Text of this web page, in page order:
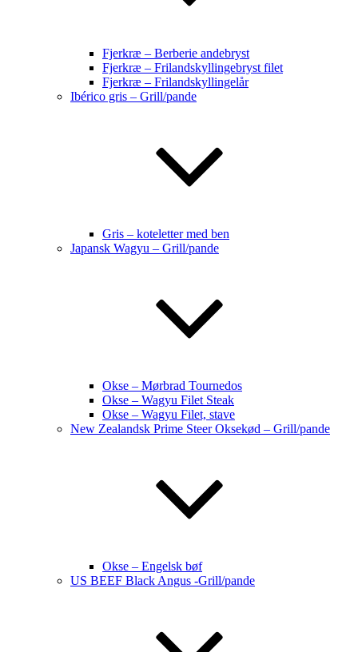
Fjerkræ – Berberie andebryst
Fjerkræ – Frilandskyllingebryst filet
Fjerkræ – Frilandskyllingelår
Ibérico gris – Grill/pande
Gris – koteletter med ben
Japansk Wagyu – Grill/pande
Okse – Mørbrad Tournedos
Okse – Wagyu Filet Steak
Okse – Wagyu Filet, stave
New Zealandsk Prime Steer Oksekød – Grill/pande
Okse – Engelsk bøf
US BEEF Black Angus -Grill/pande